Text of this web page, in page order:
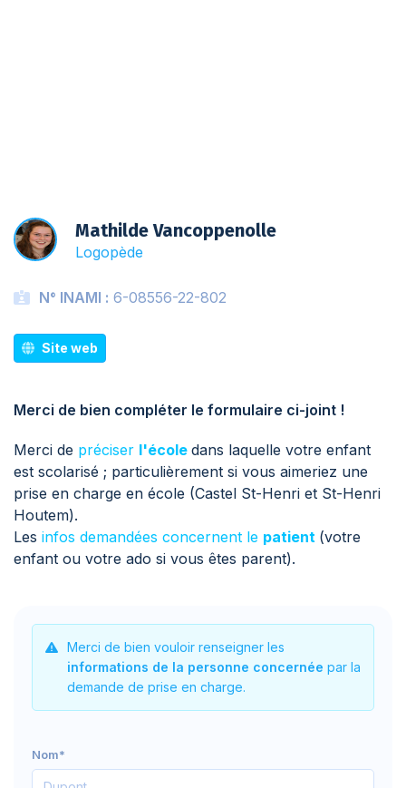
Mathilde Vancoppenolle
Logopède
N° INAMI : 6-08556-22-802
Site web
Merci de bien compléter le formulaire ci-joint !
Merci de préciser l'école dans laquelle votre enfant
est scolarisé ; particulièrement si vous aimeriez une
prise en charge en école (Castel St-Henri et St-Henri
Houtem).
Les infos demandées concernent le patient (votre
enfant ou votre ado si vous êtes parent).
Merci de bien vouloir renseigner les
informations de la personne concernée par la
demande de prise en charge.
Nom*